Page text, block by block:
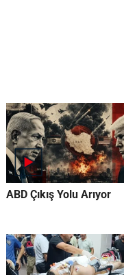
ABD Çıkış Yolu Arıyor